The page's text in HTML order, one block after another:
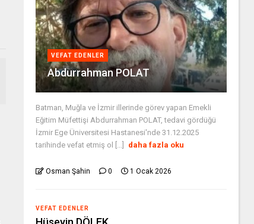
VEFAT EDENLER
Abdurrahman POLAT
Batman, Muğla ve İzmir illerinde görev yapan Emekli
Eğitim Müfettişi Abdurrahman POLAT, tedavi gördüğü
İzmir Ege Üniversitesi Hastanesi'nde 31.12.2025
tarihinde vefat etmiş ol [...]
daha fazla oku
Osman Şahin 0 1 Ocak 2026
VEFAT EDENLER